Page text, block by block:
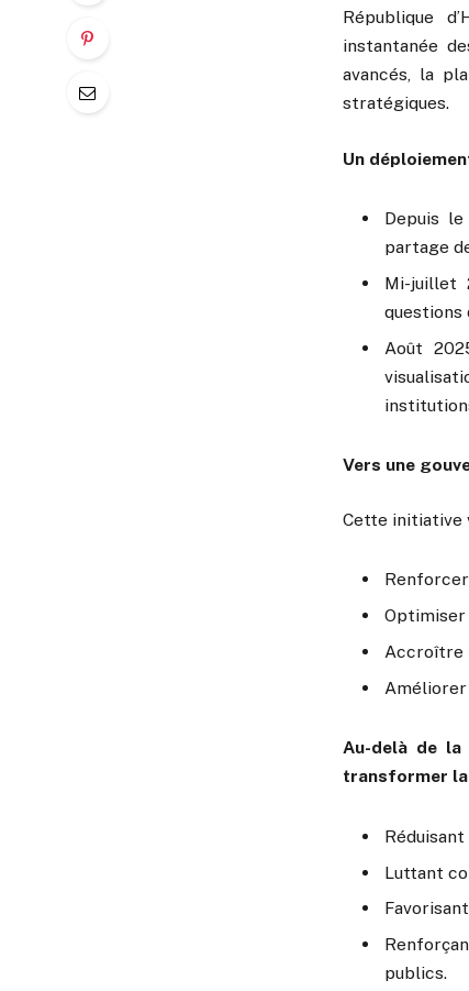
République
instantanée
avancés, la
stratégiques.
Un
Depuis
partage
Mi-juillet
questions
Août
Vers une
Cette initiative
Optimiser
Accroître
Améliorer
Au-delà de la
transformer la
Luttant
publics.